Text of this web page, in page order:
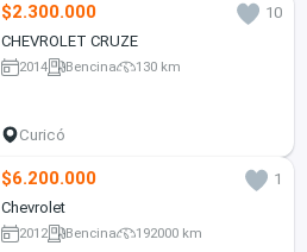
$2.300.000
10
CHEVROLET CRUZE
2014 Bencina 130 km
Curicó
$6.200.000
1
Chevrolet
2012 Bencina 192000 km